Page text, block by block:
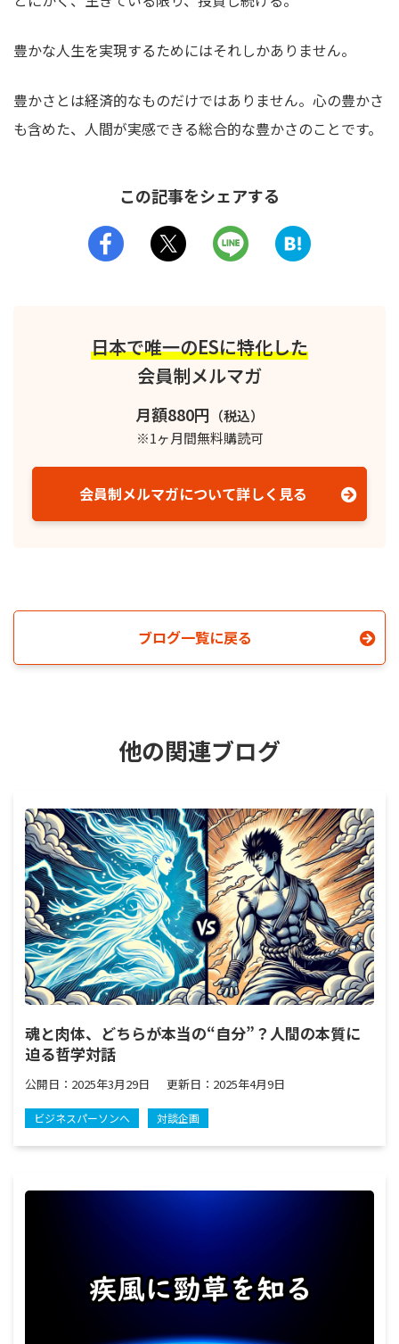
豊かな人生を実現するためにはそれしかありません。
豊かさとは経済的なものだけではありません。心の豊かさ
も含めた、人間が実感できる総合的な豊かさのことです。
この記事をシェアする
日本で唯一のESに特化した
会員制メルマガ
月額880円 （税込）
※1ヶ月間無料購読可
会員制メルマガについて詳しく見る
ブログ一覧に戻る
他の関連ブログ
魂と肉体、どちらが本当の“自分”？人間の本質に
迫る哲学対話
公開日： 2025年3月29日 更新日： 2025年4月9日
ビジネスパーソンへ 対談企画